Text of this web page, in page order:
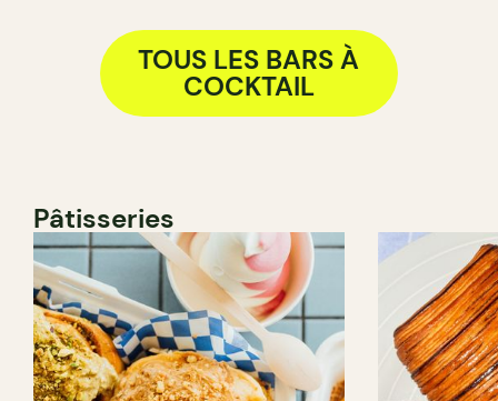
TOUS LES BARS À
COCKTAIL
Pâtisseries